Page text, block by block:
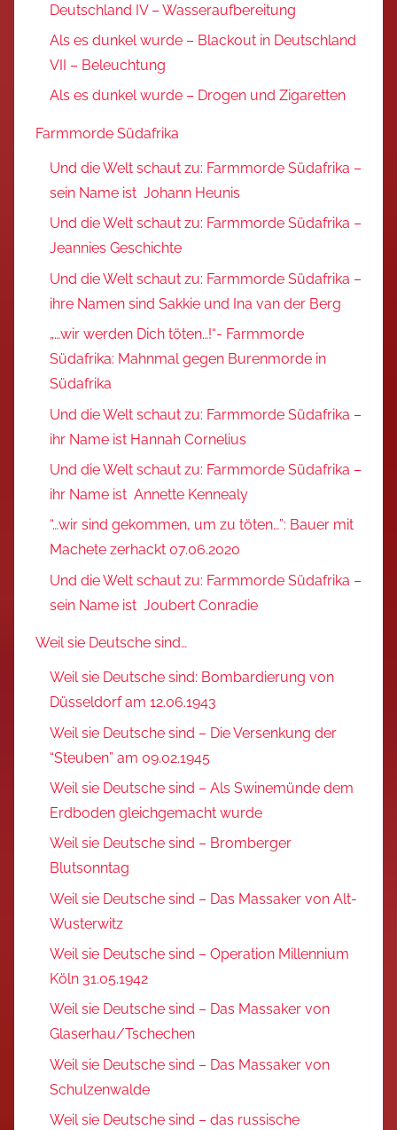
Deutschland IV – Wasseraufbereitung
Als es dunkel wurde – Blackout in Deutschland
VII – Beleuchtung
Als es dunkel wurde – Drogen und Zigaretten
Farmmorde Südafrika
Und die Welt schaut zu: Farmmorde Südafrika –
sein Name ist Johann Heunis
Und die Welt schaut zu: Farmmorde Südafrika –
Jeannies Geschichte
Und die Welt schaut zu: Farmmorde Südafrika –
ihre Namen sind Sakkie und Ina van der Berg
„…wir werden Dich töten…!“- Farmmorde
Südafrika: Mahnmal gegen Burenmorde in
Südafrika
Und die Welt schaut zu: Farmmorde Südafrika –
ihr Name ist Hannah Cornelius
Und die Welt schaut zu: Farmmorde Südafrika –
ihr Name ist Annette Kennealy
“…wir sind gekommen, um zu töten…”: Bauer mit
Machete zerhackt 07.06.2020
Und die Welt schaut zu: Farmmorde Südafrika –
sein Name ist Joubert Conradie
Weil sie Deutsche sind…
Weil sie Deutsche sind: Bombardierung von
Düsseldorf am 12.06.1943
Weil sie Deutsche sind – Die Versenkung der
“Steuben” am 09.02.1945
Weil sie Deutsche sind – Als Swinemünde dem
Erdboden gleichgemacht wurde
Weil sie Deutsche sind – Bromberger
Blutsonntag
Weil sie Deutsche sind – Das Massaker von Alt-
Wusterwitz
Weil sie Deutsche sind – Operation Millennium
Köln 31.05.1942
Weil sie Deutsche sind – Das Massaker von
Glaserhau/Tschechen
Weil sie Deutsche sind – Das Massaker von
Schulzenwalde
Weil sie Deutsche sind – das russische